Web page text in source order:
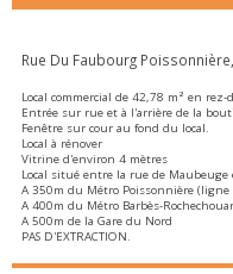
Rue Du Faubourg
Local commercial de 42,78 m² en
Entrée sur rue et à l'arrière de la
Fenêtre sur cour au fond du local.
Local à rénover
Vitrine d'environ 4 mètres
Local situé entre la rue de
A 350m du Métro Poissonnière (ligne
A 400m du Métro Barbès-
A 500m de la Gare du Nord
PAS D'EXTRACTION.